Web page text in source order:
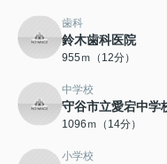
歯科
鈴木歯科医院
955ｍ（12分）
中学校
守谷市立愛宕中学
1096ｍ（14分）
小学校